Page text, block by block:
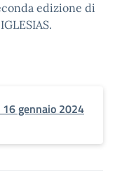
edizione di
gennaio 2024